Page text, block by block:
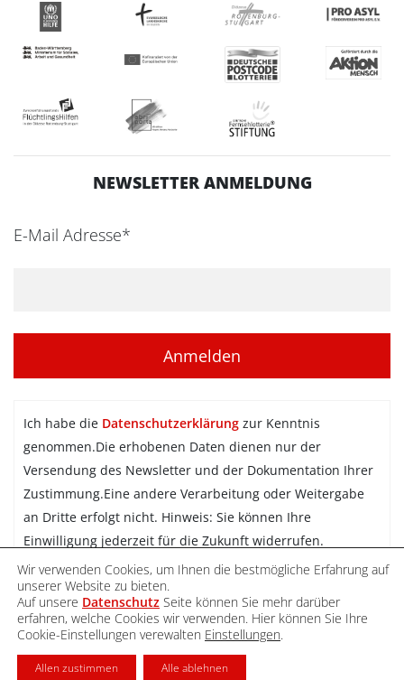
NEWSLETTER ANMELDUNG
E-Mail Adresse*
Ich habe die Datenschutzerklärung zur Kenntnis
genommen.Die erhobenen Daten dienen nur der
Versendung des Newsletter und der Dokumentation Ihrer
Zustimmung.Eine andere Verarbeitung oder Weitergabe
an Dritte erfolgt nicht. Hinweis: Sie können Ihre
Einwilligung jederzeit für die Zukunft widerrufen.
Newsletter abonnieren
DATENSCHUTZ IMPRESSUM
Wir verwenden Cookies, um Ihnen die bestmögliche Erfahrung auf
unserer Website zu bieten.
Auf unsere Datenschutz Seite können Sie mehr darüber
erfahren, welche Cookies wir verwenden. Hier können Sie Ihre
Cookie-Einstellungen verewalten Einstellungen.
Allen zustimmen Alle ablehnen